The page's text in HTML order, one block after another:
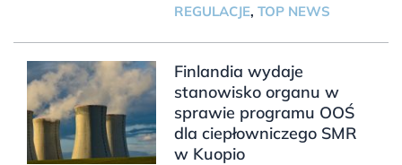
REGULACJE, TOP NEWS
Finlandia wydaje
stanowisko organu w
sprawie programu OOŚ
dla ciepłowniczego SMR
w Kuopio